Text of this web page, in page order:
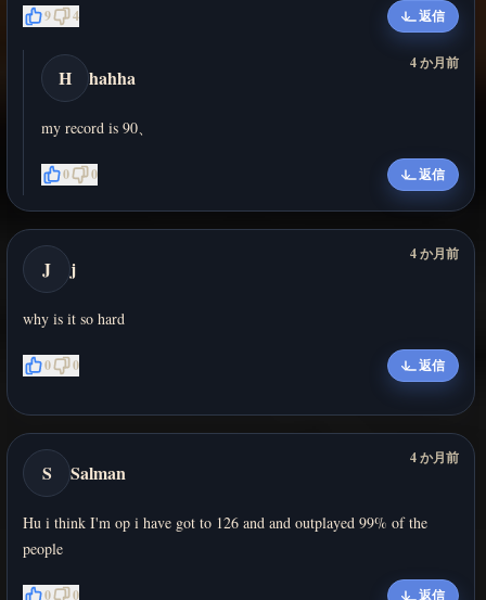
9 4 返信
H hahha
4 か月前
my record is 90、
0 0 返信
J j
4 か月前
why is it so hard
0 0 返信
S Salman
4 か月前
Hu i think I'm op i have got to 126 and and outplayed 99% of the
people
0 0 返信